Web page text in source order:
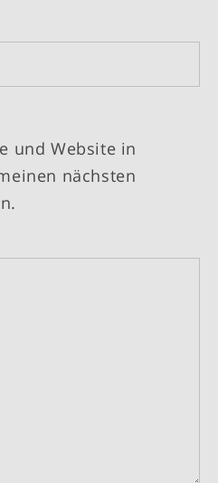
und Website in
nächsten